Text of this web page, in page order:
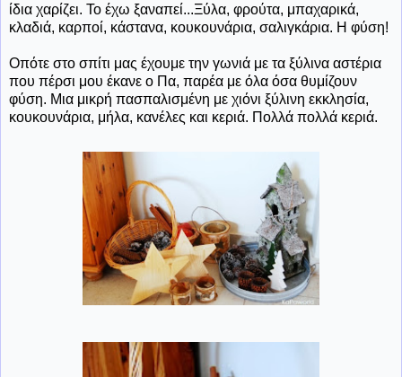
ίδια χαρίζει. Το έχω ξαναπεί...Ξύλα, φρούτα, μπαχαρικά,
κλαδιά, καρποί, κάστανα, κουκουνάρια, σαλιγκάρια. Η φύση!
Οπότε στο σπίτι μας έχουμε την γωνιά με τα ξύλινα αστέρια
που πέρσι μου έκανε ο Πα, παρέα με όλα όσα θυμίζουν
φύση. Μια μικρή πασπαλισμένη με χιόνι ξύλινη εκκλησία,
κουκουνάρια, μήλα, κανέλες και κεριά. Πολλά πολλά κεριά.